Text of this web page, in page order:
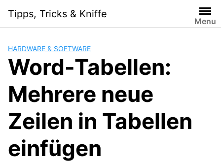
content
Tipps, Tricks & Kniffe
Menu
HARDWARE & SOFTWARE
Word-Tabellen:
Mehrere neue
Zeilen in Tabellen
einfügen